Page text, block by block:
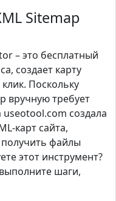
Sitemap
– это бесплатный
создает карту
Поскольку
вручную требует
создала
карт сайта,
файлы
этот инструмент?
шаги,